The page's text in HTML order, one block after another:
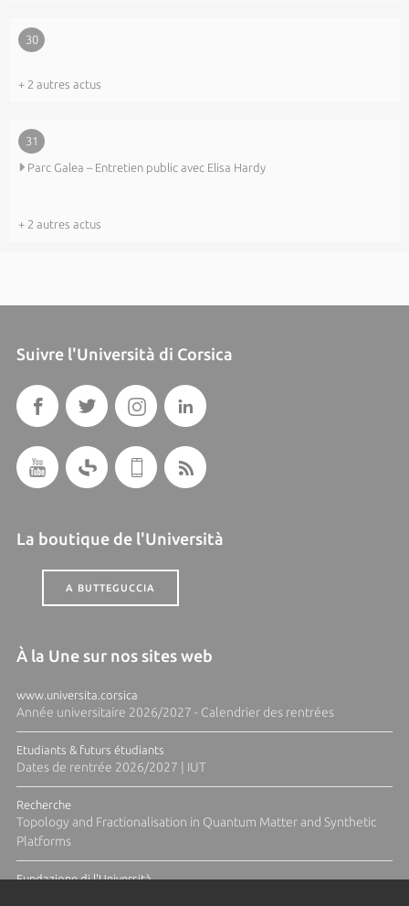
30
+ 2 autres actus
31
Parc Galea – Entretien public avec Elisa Hardy
+ 2 autres actus
Suivre l'Università di Corsica
La boutique de l'Università
A BUTTEGUCCIA
À la Une sur nos sites web
www.universita.corsica
Année universitaire 2026/2027 - Calendrier des rentrées
Etudiants & futurs étudiants
Dates de rentrée 2026/2027 | IUT
Recherche
Topology and Fractionalisation in Quantum Matter and Synthetic
Platforms
Fundazione di l'Università